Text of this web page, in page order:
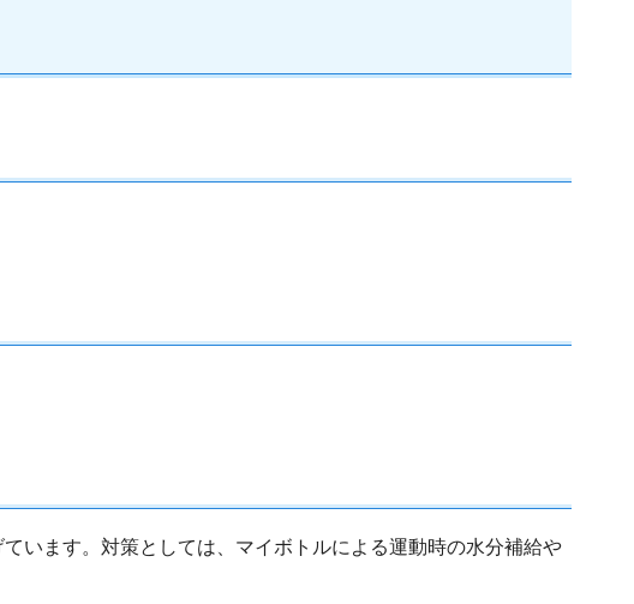
います。対策としては、マイボトルによる運動時の水分補給や